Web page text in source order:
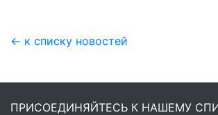
← к списку новостей
ПРИСОЕДИНЯЙТЕСЬ К НАШЕМУ